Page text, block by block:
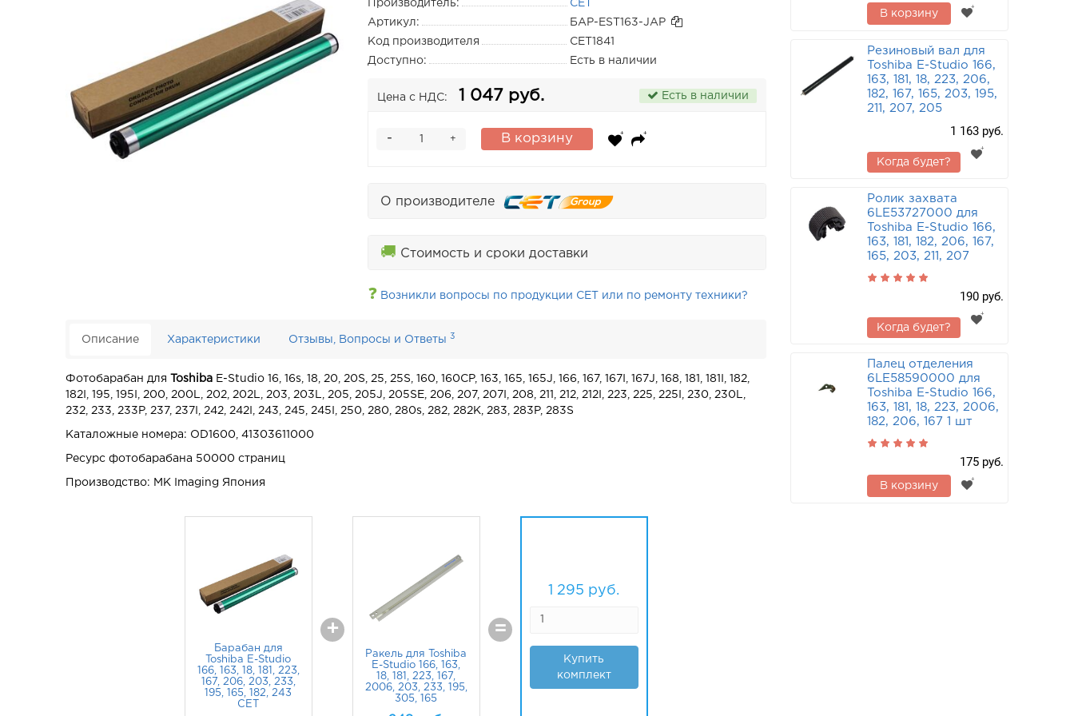
Производитель:
CET
Артикул:
БАР-EST163-JAP
Код производителя
CET1841
Доступно:
Есть в наличии
Цена с НДС: 1 047 руб. Есть в наличии
+
- В корзину
О производителе
🚚 Стоимость и сроки доставки
❓ Возникли вопросы по продукции CET или по ремонту техники?
Описание Характеристики Отзывы, Вопросы и Ответы3
Фотобарабан для Toshiba E-Studio 16, 16s,18, 20, 20S, 25, 25S,160, 160CP, 163, 165, 165J, 166, 167, 167I, 167J, 168, 181, 181I, 182,
182I, 195, 195I, 200, 200L, 202, 202L, 203, 203L, 205, 205J, 205SE, 206, 207, 207I, 208, 211, 212, 212I, 223, 225, 225I, 230, 230L,
232, 233, 233P, 237, 237I, 242, 242I, 243, 245, 245I, 250, 280, 280s, 282, 282K, 283, 283P, 283S
Каталожные номера: OD1600, 41303611000
Ресурс фотобарабана 50000 страниц
Производство: MK Imaging Япония
Барабан для
Toshiba E-Studio
166, 163, 18, 181, 223,
167, 206, 203, 233,
195, 165, 182, 243
CET
+
Ракель для Toshiba
E-Studio 166, 163,
18, 181, 223, 167,
2006, 203, 233, 195,
305, 165
=
1 295 руб.
Купить
комплект
В корзину
Резиновый вал для
Toshiba E-Studio 166,
163, 181, 18, 223, 206,
182, 167, 165, 203, 195,
211, 207, 205
1 163 руб.
Когда будет?
Ролик захвата
6LE53727000 для
Toshiba E-Studio 166,
163, 181, 182, 206, 167,
165, 203, 211, 207
190 руб.
Когда будет?
Палец отделения
6LE58590000 для
Toshiba E-Studio 166,
163, 181, 18, 223, 2006,
182, 206, 167 1 шт
175 руб.
В корзину